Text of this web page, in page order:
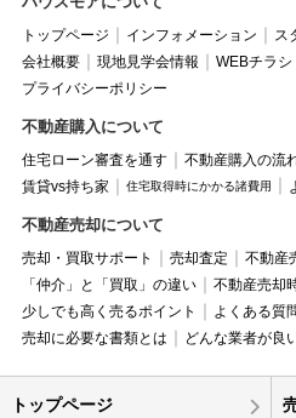
トップページ インフォメーション ス
会社概要
現地見学会情報 WEBチラシ
プライバシーポリシー
不動産購入について
住宅ローン審査を通す 不動産購入の流
賃貸vs持ち家
住宅取得時にかかる諸費用
不動産売却について
売却・買取サポート 売却査定 不動産
「仲介」と「買取」の違い
不動産売却
少しでも高く売るポイント
よくある質
売却に必要な書類とは
どんな業者が良
トップページ